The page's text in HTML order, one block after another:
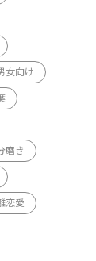
女向け
磨き
恋愛